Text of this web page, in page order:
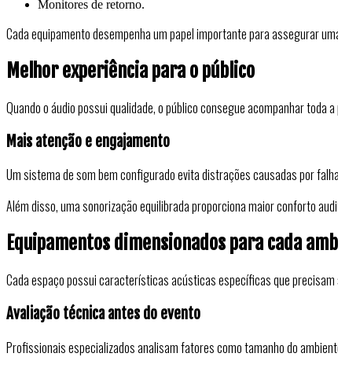
Monitores de retorno.
Cada equipamento desempenha um papel importante para assegurar
Melhor experiência para o público
Quando o áudio possui qualidade, o público consegue acompanhar toda
Mais atenção e engajamento
Um sistema de som bem configurado evita distrações causadas por
Além disso, uma sonorização equilibrada proporciona maior conforto
Equipamentos dimensionados para cada
Cada espaço possui características acústicas específicas que
Avaliação técnica antes do evento
Profissionais especializados analisam fatores como tamanho do